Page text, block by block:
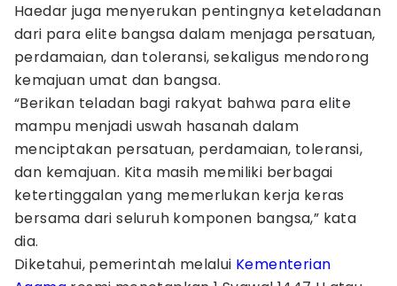
Haedar juga menyerukan pentingnya keteladanan
dari para elite bangsa dalam menjaga persatuan,
perdamaian, dan toleransi, sekaligus mendorong
kemajuan umat dan bangsa.
“Berikan teladan bagi rakyat bahwa para elite
mampu menjadi uswah hasanah dalam
menciptakan persatuan, perdamaian, toleransi,
dan kemajuan. Kita masih memiliki berbagai
ketertinggalan yang memerlukan kerja keras
bersama dari seluruh komponen bangsa,” kata
dia.
Diketahui, pemerintah melalui Kementerian